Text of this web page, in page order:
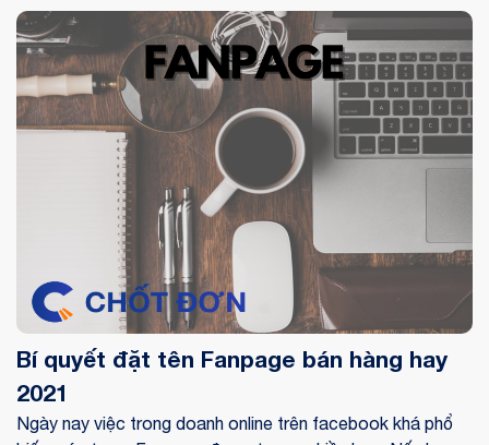
mạng xã hội giải trí cũng có thể là nơi để bạn tạo doanh
thu. Vậy bạn đã biết cách kinh doanh trên facebook chưa?
Bí quyết đặt tên Fanpage bán hàng hay
2021
Ngày nay việc trong doanh online trên facebook khá phổ